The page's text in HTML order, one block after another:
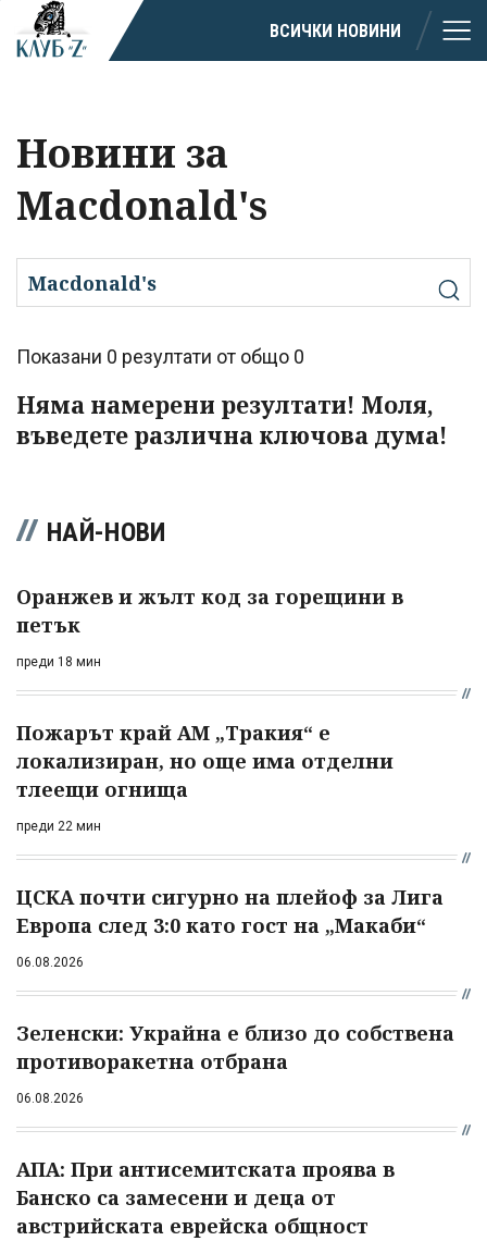
ВСИЧКИ НОВИНИ
Новини за
Macdonald's
Показани 0 резултати от общо 0
Няма намерени резултати! Моля,
въведете различна ключова дума!
НАЙ-НОВИ
Оранжев и жълт код за горещини в
петък
преди 18 мин
Пожарът край АМ „Тракия“ е
локализиран, но още има отделни
тлеещи огнища
преди 22 мин
ЦСКА почти сигурно на плейоф за Лига
Европа след 3:0 като гост на „Макаби“
06.08.2026
Зеленски: Украйна е близо до собствена
противоракетна отбрана
06.08.2026
АПА: При антисемитската проява в
Банско са замесени и деца от
австрийската еврейска общност